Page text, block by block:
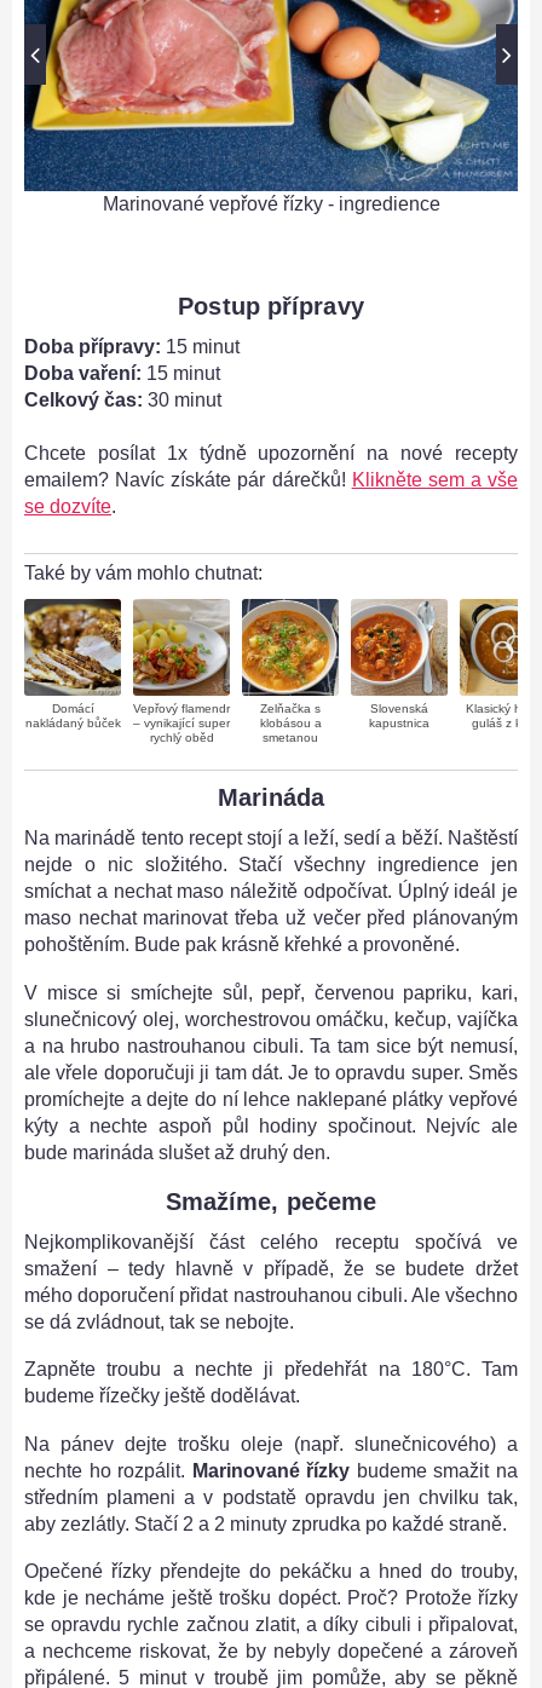
Marinované vepřové řízky - ingredience
Postup přípravy
Doba přípravy: 15 minut
Doba vaření: 15 minut
Celkový čas: 30 minut
Chcete posílat 1x týdně upozornění na nové recepty
emailem? Navíc získáte pár dárečků! Klikněte sem a vše
se dozvíte.
Také by vám mohlo chutnat:
Domácí
nakládaný bůček
Vepřový flamendr
– vynikající super
rychlý oběd
Zelňačka s
klobásou a
smetanou
Slovenská
kapustnica
Klasický
guláš z
Marináda
Na marinádě tento recept stojí a leží, sedí a běží. Naštěstí
nejde o nic složitého. Stačí všechny ingredience jen
smíchat a nechat maso náležitě odpočívat. Úplný ideál je
maso nechat marinovat třeba už večer před plánovaným
pohoštěním. Bude pak krásně křehké a provoněné.
V misce si smíchejte sůl, pepř, červenou papriku, kari,
slunečnicový olej, worchestrovou omáčku, kečup, vajíčka
a na hrubo nastrouhanou cibuli. Ta tam sice být nemusí,
ale vřele doporučuji ji tam dát. Je to opravdu super. Směs
promíchejte a dejte do ní lehce naklepané plátky vepřové
kýty a nechte aspoň půl hodiny spočinout. Nejvíc ale
bude marináda slušet až druhý den.
Smažíme, pečeme
Nejkomplikovanější část celého receptu spočívá ve
smažení – tedy hlavně v případě, že se budete držet
mého doporučení přidat nastrouhanou cibuli. Ale všechno
se dá zvládnout, tak se nebojte.
Zapněte troubu a nechte ji předehřát na 180°C. Tam
budeme řízečky ještě dodělávat.
Na pánev dejte trošku oleje (např. slunečnicového) a
nechte ho rozpálit. Marinované řízky budeme smažit na
středním plameni a v podstatě opravdu jen chvilku tak,
aby zezlátly. Stačí 2 a 2 minuty zprudka po každé straně.
Opečené řízky přendejte do pekáčku a hned do trouby,
kde je necháme ještě trošku dopéct. Proč? Protože řízky
se opravdu rychle začnou zlatit, a díky cibuli i připalovat,
a nechceme riskovat, že by nebyly dopečené a zároveň
připálené. 5 minut v troubě jim pomůže, aby se pěkně